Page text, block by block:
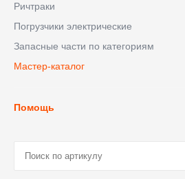
Ричтраки
Погрузчики электрические
Запасные части по категориям
Мастер-каталог
Помощь